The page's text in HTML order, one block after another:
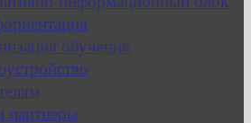
обучения